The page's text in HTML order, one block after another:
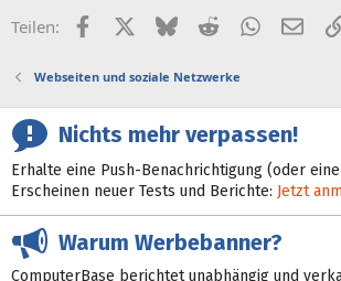
Teilen: FacebookX (Twitter)
BlueskyRedditWhatsApp
E-
Webseiten und soziale Netzwerke
Nichts mehr verpassen!
Erhalte eine Push-Benachrichtigung (oder
Erscheinen neuer Tests und Berichte: Jetzt
Warum Werbebanner?
ComputerBase berichtet unabhängig und